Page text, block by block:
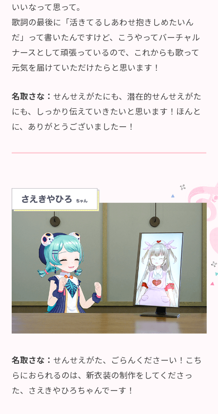
いいなって思って。
歌詞の最後に「活きてるしあわせ抱きしめたいん
だ」って書いたんですけど、こうやってバーチャル
ナースとして頑張っているので、これからも歌って
元気を届けていただけたらと思います！
名取さな： せんせえがたにも、潜在的せんせえがた
にも、しっかり伝えていきたいと思います！ほんと
に、ありがとうございましたー！
名取さな： せんせえがた、ごらんくださーい！こち
らにおられるのは、新衣装の制作をしてくださっ
た、さえきやひろちゃんでーす！